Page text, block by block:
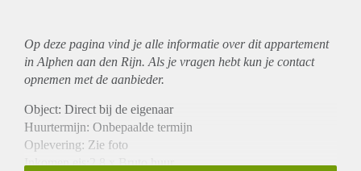
Op deze pagina vind je alle informatie over ditappartement
in Alphen aan den Rijn. Als je vragen hebt kun je contact
opnemen met de aanbieder.
Object: Direct bij de eigenaar
Huurtermijn: Onbepaalde termijn
Oplevering: Zie foto
Inkomen eis:2,8 x Bruto huur